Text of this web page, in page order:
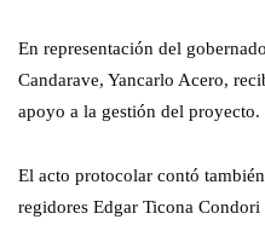
En representación del
Candarave, Yancarlo Acero,
apoyo a la gestión del proyecto.
El acto protocolar contó
regidores Edgar Ticona